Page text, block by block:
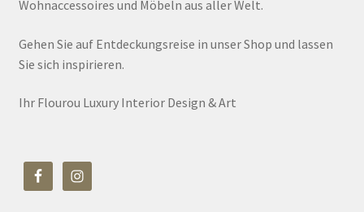
Wohnaccessoires und Möbeln aus aller Welt.
Gehen Sie auf Entdeckungsreise in unser Shop und lassen
Sie sich inspirieren.
Ihr Flourou Luxury Interior Design & Art